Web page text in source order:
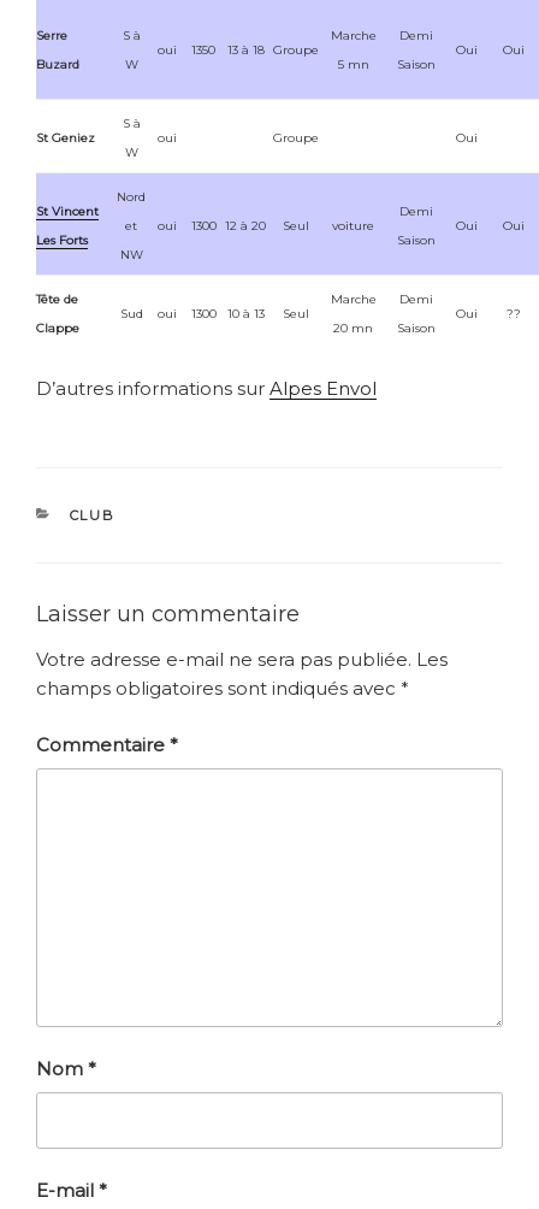
Serre
Buzard
S à
W
oui 1350 13 à 18 Groupe
Marche
5 mn
Demi
Saison
Oui Oui
St Geniez
S à
W
oui Groupe Oui
St Vincent
Les Forts
Nord
et
NW
oui 1300 12 à 20 Seul voiture
Demi
Saison
Oui Oui
Tête de
Clappe
Sud oui 1300 10 à 13 Seul
Marche
20 mn
Demi
Saison
Oui ??
D’autres informations sur Alpes Envol
CATÉGORIES
CLUB
Laisser un commentaire
Votre adresse e-mail ne sera pas publiée. Les
champs obligatoires sont indiqués avec *
Commentaire *
Nom *
E-mail *